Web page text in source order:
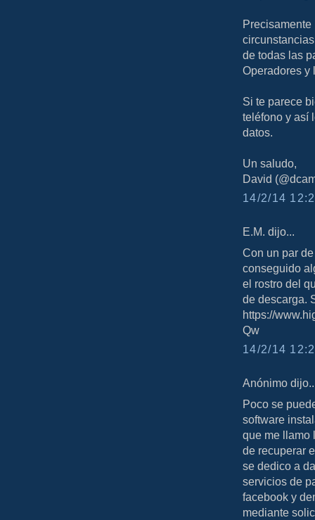
Precisamente
de todas las
Operadores y
Si te parece
teléfono y así
datos.
Un saludo,
David
14/2/14
E.M. dijo...
Con un par
conseguido
el rostro del
de descarga.
https://
Qw
14/2/14
Anónimo
Poco se
software
que me llamo
de recuperar
se dedico a
servicios de
facebook y
mediante